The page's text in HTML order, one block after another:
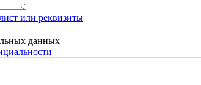
или реквизиты
данных